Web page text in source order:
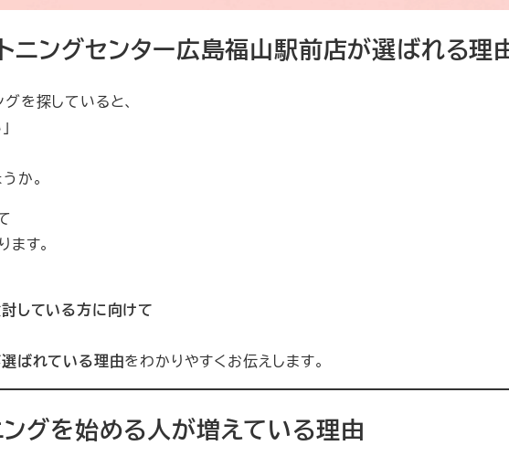
ニングセンター広島福山駅前店が選ばれる理
を探していると、
か。
す。
している方に向けて
ばれている理由をわかりやすくお伝えします。
グを始める人が増えている理由